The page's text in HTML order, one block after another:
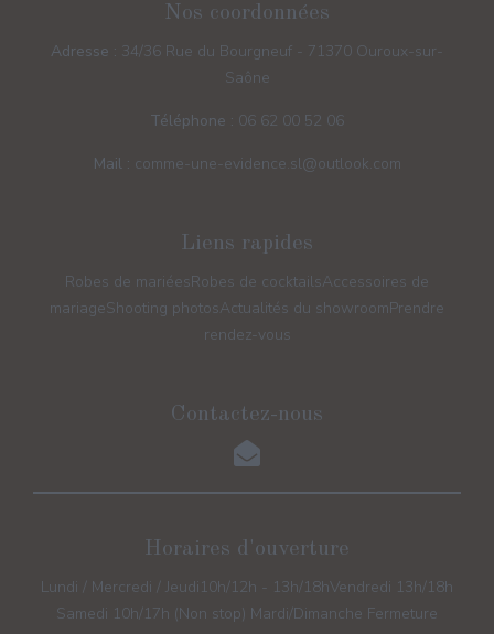
Nos coordonnées
Adresse : 34/36 Rue du Bourgneuf - 71370 Ouroux-sur-
Saône
Téléphone : 06 62 00 52 06
Mail : comme-une-evidence.sl@outlook.com
Liens rapides
Robes de mariéesRobes de cocktailsAccessoires de
mariageShooting photosActualités du showroomPrendre
rendez-vous
Contactez-nous
Horaires d'ouverture
Lundi / Mercredi / Jeudi10h/12h - 13h/18hVendredi 13h/18h
Samedi 10h/17h (Non stop) Mardi/Dimanche Fermeture